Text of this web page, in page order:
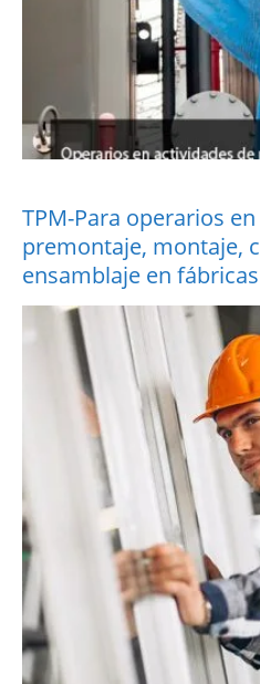
TPM-Para operarios
premontaje, montaje,
ensamblaje en fábricas
More Information